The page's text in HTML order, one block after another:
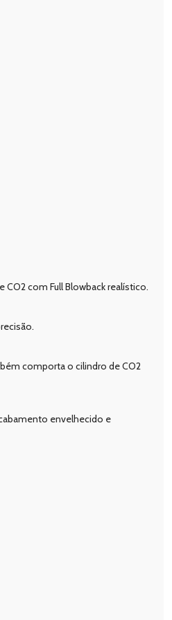
CO2 com Full Blowback realístico.
comporta o cilindro de CO2
envelhecido e